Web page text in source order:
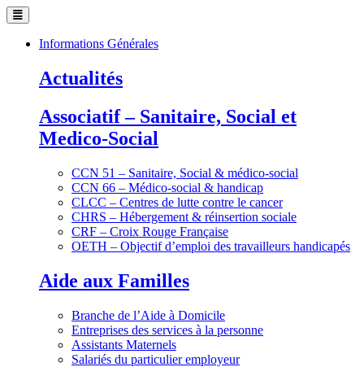
Informations Générales
Actualités
Associatif – Sanitaire, Social et
Medico-Social
CCN 51 – Sanitaire, Social & médico-social
CCN 66 – Médico-social & handicap
CLCC – Centres de lutte contre le cancer
CHRS – Hébergement & réinsertion sociale
CRF – Croix Rouge Française
OETH – Objectif d’emploi des travailleurs handicapés
Aide aux Familles
Branche de l’Aide à Domicile
Entreprises des services à la personne
Assistants Maternels
Salariés du particulier employeur